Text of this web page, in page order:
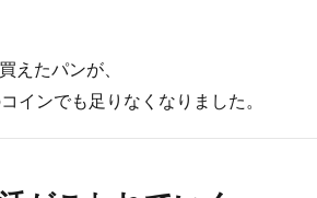
えたパンが、
インでも足りなくなりました。